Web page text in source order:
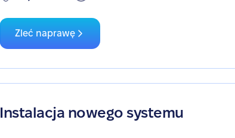
Zleć naprawę
Instalacja nowego systemu